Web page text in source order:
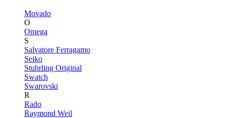
Movado
O
Omega
S
Salvatore Ferragamo
Seiko
Stuhrling Original
Swatch
Swarovski
R
Rado
Raymond Weil